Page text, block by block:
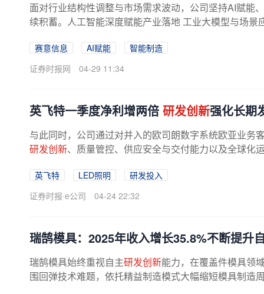
面对行业结构性调整与市场需求波动，公司坚持AI赋能、
续积蓄。人工智能深度赋能产业落地 工业大模型与场
赛意信息 AI赋能
智能制造
证券时报网
04-29 11:34
英飞特一季度净利增两倍 研发创新强化长期
与此同时，公司通过对并入的欧司朗数字系统欧亚业务
研发创新、质量管控、供应安全与交付能力以及全球化
英飞特 LED照明
研发投入
证券时报·e公司
04-24 22:32
瑞鹄模具：2025年收入增长35.8%不断提升
瑞鹄模具始终重视自主研发创新能力，在覆盖件模具领
围回弹技术难题，依托精益制造模式大幅缩短模具制造